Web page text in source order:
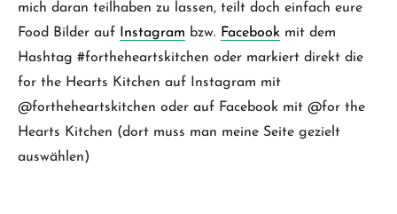
mich daran teilhaben zu lassen, teilt doch einfach eure
Food Bilder auf Instagram bzw. Facebook mit dem
Hashtag #fortheheartskitchen oder markiert direkt die
for the Hearts Kitchen auf Instagram mit
@fortheheartskitchen oder auf Facebook mit @for the
Hearts Kitchen (dort muss man meine Seite gezielt
auswählen)